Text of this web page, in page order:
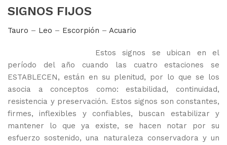
SIGNOS FIJOS
Tauro – Leo – Escorpión – Acuario
Estos signos se ubican en el
período del año cuando las cuatro estaciones se
ESTABLECEN, están en su plenitud, por lo que se los
asocia a conceptos como: estabilidad, continuidad,
resistencia y preservación. Estos signos son constantes,
firmes, inflexibles y confiables, buscan estabilizar y
mantener lo que ya existe, se hacen notar por su
esfuerzo sostenido, una naturaleza conservadora y un